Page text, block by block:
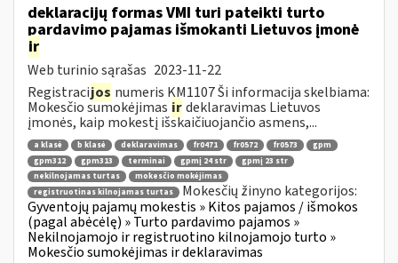
deklaracijų formas VMI turi pateikti turto
pardavimo pajamas išmokanti Lietuvos įmonė
ir
Web turinio sąrašas 2023-11-22
Registracijos numeris KM1107 Ši informacija skelbiama:
Mokesčio sumokėjimas irdeklaravimas Lietuvos
įmonės, kaip mokestį išskaičiuojančio asmens,...
a klasė b klasė deklaravimas fr0471 fr0572 fr0573
gpm
gpm312
gpm313 terminai gpmį 24 str
gpmį 23 str
nekilnojamas turtas
mokesčio mokėjimas
registruotinas kilnojamas turtas
Mokesčių žinyno kategorijos:
Gyventojų pajamų mokestis » Kitos pajamos / išmokos
(pagal abėcėlę) » Turto pardavimo pajamos »
Nekilnojamojo ir registruotino kilnojamojo turto »
Mokesčio sumokėjimas ir deklaravimas